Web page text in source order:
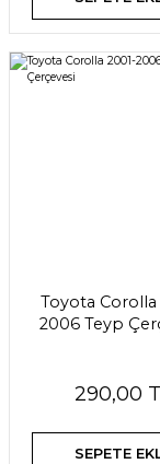
Toyota Corolla
2006 Teyp
290,00
SEPETE